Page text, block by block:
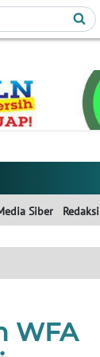
Siber Redaksi
WFA